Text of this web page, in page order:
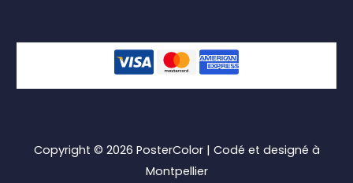
t
a
r
e
b
o
k
e
i
Copyright © 2026 PosterColor| Codé et designé à
Montpellier